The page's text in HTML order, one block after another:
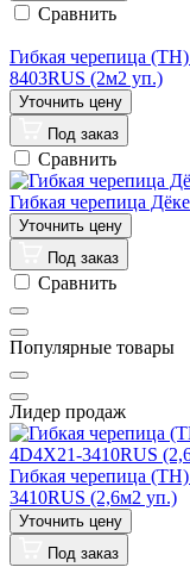
Сравнить
Гибкая черепица
8403RUS (2м2 уп.)
Под заказ
Сравнить
Гибкая черепица
Под заказ
Сравнить
Популярные товары
Лидер продаж
Гибкая черепица
3410RUS (2,6м2 уп.)
Под заказ